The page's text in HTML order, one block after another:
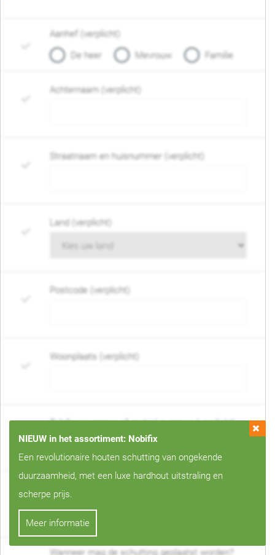
Aanhef (verplicht)
De heer
Mevrouw Familie
Achternaam (verplicht)
Straatnaam en huisnummer (verplicht)
Land (verplicht)
Postcode (verplicht)
Woonplaats (verplicht)
Telefoonnummer of mobiel nummer (verplicht)
E-mail adres (verplicht)
Wanneer mag de schutting geplaatst worden?
NIEUW in het assortiment: Nobifix
Een revolutionaire houten schutting van ongekende
duurzaamheid, met een luxe hardhout uitstraling en
scherpe prijs.
Meer informatie